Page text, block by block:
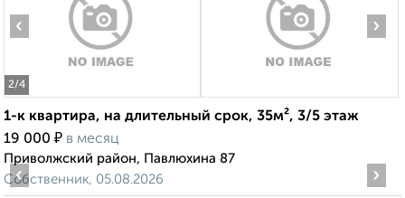
2/4
‹ ›
1-к квартира, на длительный срок, 35м², 3/5 этаж
19 000 ₽ в месяц
Приволжский район, Павлюхина 87
Собственник, 05.08.2026
‹ ›